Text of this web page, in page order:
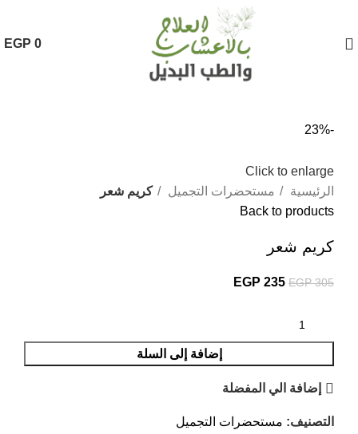
EGP 0
-23%
Click to enlarge
الرئيسية
مستحضرات التجميل
كريم شعر
Back to products
كريم شعر
EGP305
EGP 235
إضافة إلى السلة
إضافة الي المفضلة
التصنيف: مستحضرات التجميل